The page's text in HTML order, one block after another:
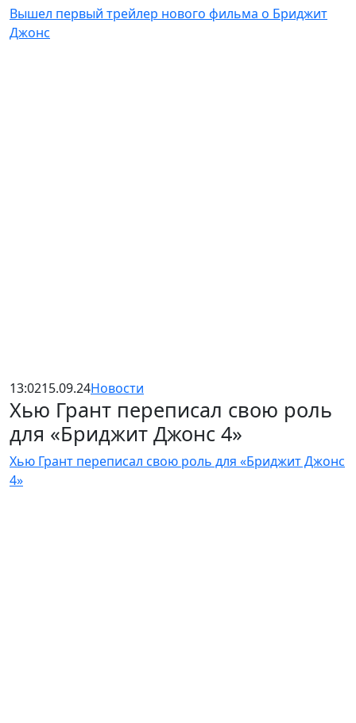
Вышел первый трейлер нового фильма о Бриджит
Джонс
13:0215.09.24Новости
Хью Грант переписал свою роль
для «Бриджит Джонс 4»
Хью Грант переписал свою роль для «Бриджит Джонс
4»